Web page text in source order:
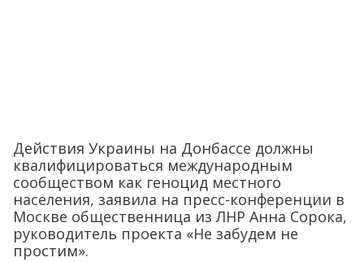
Действия Украины на Донбассе должны
квалифицироваться международным
сообществом как геноцид местного
населения, заявила на пресс-конференции в
Москве общественница из ЛНР Анна Сорока,
руководитель проекта «Не забудем не
простим».